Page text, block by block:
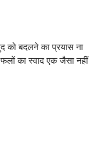
को बदलने का प्रयास ना
का स्वाद एक जैसा नहीं